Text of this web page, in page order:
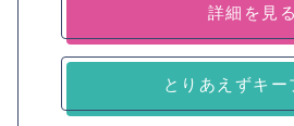
詳細を見る
とりあえずキー